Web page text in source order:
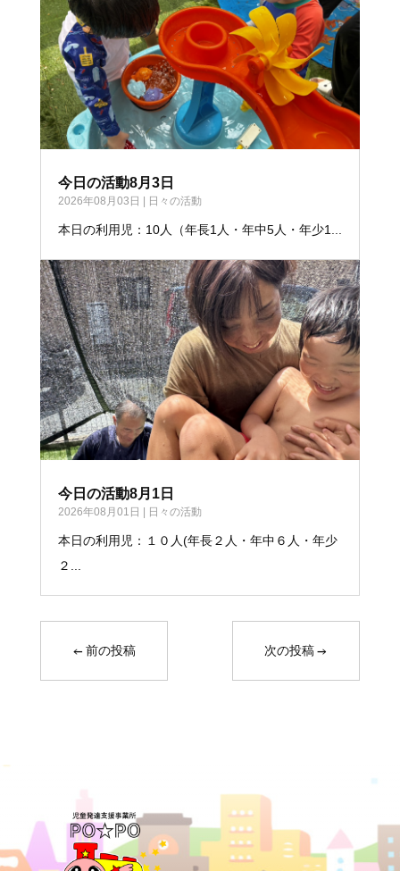
今日の活動8月3日
2026年08月03日 | 日々の活動
本日の利用児：10人（年長1人・年中5人・年少1...
今日の活動8月1日
2026年08月01日 | 日々の活動
本日の利用児：１０人(年長２人・年中６人・年少
２...
←前の投稿 次の投稿→